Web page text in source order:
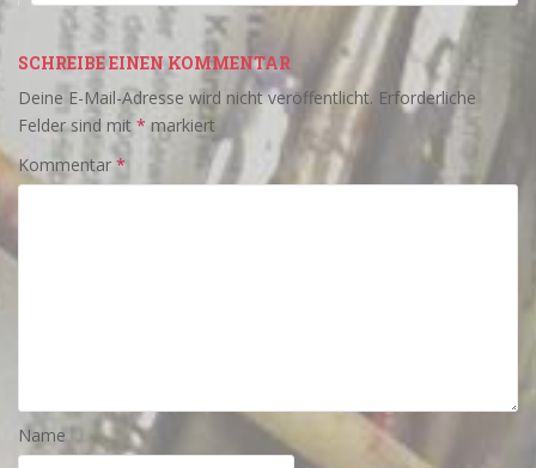
SCHREIBE EINEN KOMMENTAR
Deine E-Mail-Adresse wird nicht veröffentlicht. Erforderliche
Felder sind mit * markiert
Kommentar *
Name